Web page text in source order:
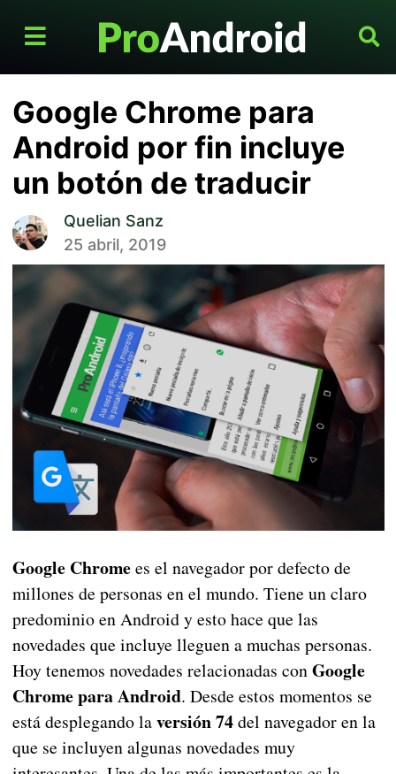
Google Chrome para
Android por fin incluye
un botón de traducir
Quelian Sanz
25 abril, 2019
Google Chromees el navegador por defecto de
millones de personas en el mundo. Tiene un claro
predominio en Android y esto hace que las
novedades que incluye lleguen a muchas personas.
Hoy tenemos novedades relacionadas conGoogle
Chrome para Android. Desde estos momentos se
está desplegando laversión 74del navegador en la
que se incluyen algunas novedades muy